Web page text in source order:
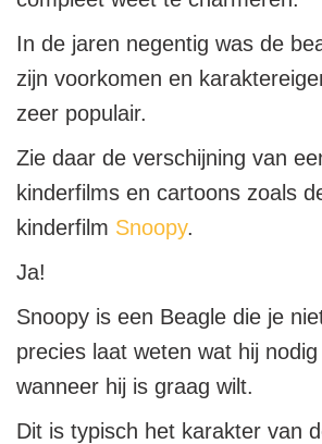
In de jaren negentig was de
zijn voorkomen en
zeer populair.
Zie daar de verschijning van
kinderfilms en cartoons zoals
kinderfilm Snoopy.
Ja!
Snoopy is een Beagle die je
precies laat weten wat hij
wanneer hij is graag wilt.
Dit is typisch het karakter van